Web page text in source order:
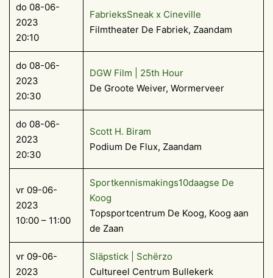
do 08-06-
2023
20:10
FabrieksSneak x Cineville
Filmtheater De Fabriek, Zaandam
do 08-06-
2023
20:30
DGW Film | 25th Hour
De Groote Weiver, Wormerveer
do 08-06-
2023
20:30
Scott H. Biram
Podium De Flux, Zaandam
vr 09-06-
2023
10:00 – 11:00
Sportkennismakings10daagse De
Koog
Topsportcentrum De Koog, Koog aan
de Zaan
vr 09-06-
2023
Släpstick | Schërzo
Cultureel Centrum Bullekerk